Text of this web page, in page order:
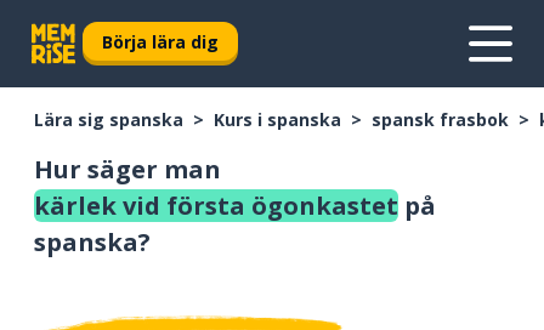
Börja lära dig
Lära sig spanska Kurs i spanska spansk frasbok
Hur säger man
kärlek vid första ögonkastet på
spanska?